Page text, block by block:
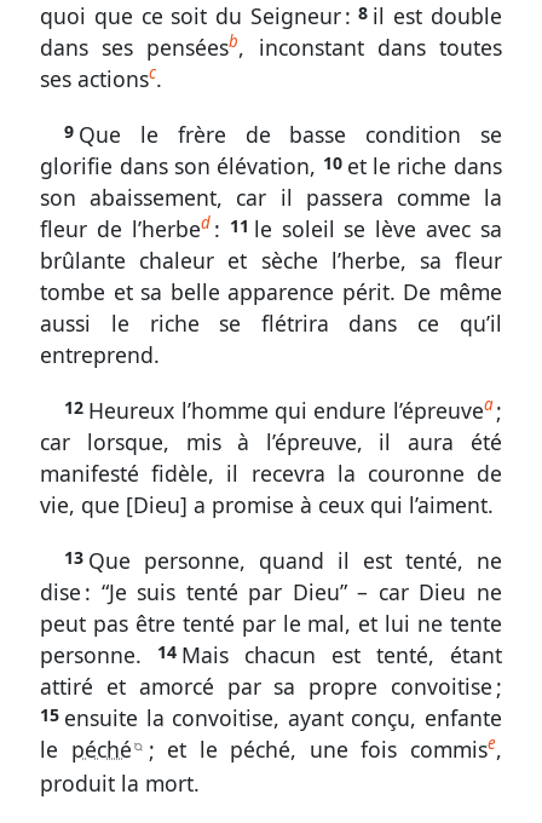
quoi que ce soit du Seigneur :8 il est double
dans ses penséesb, inconstant dans toutes
ses actionsc.
9 Que le frère de basse condition se
glorifie dans son élévation, 10 et le riche dans
son abaissement, car il passera comme la
fleur de l’herbed: 11 le soleil se lève avec sa
brûlante chaleur et sèche l’herbe, sa fleur
tombe et sa belle apparence périt. De même
aussi le riche se flétrira dans ce qu’il
entreprend.
12 Heureux l’homme qui endure l’épreuvea;
car lorsque, mis à l’épreuve, il aura été
manifesté fidèle, il recevra la couronne de
vie, que [Dieu] a promise à ceux qui l’aiment.
13 Que personne, quand il est tenté, ne
dise : “Je suis tenté par Dieu” – car Dieu ne
peut pas être tenté par le mal, et lui ne tente
personne.
14 Mais chacun est tenté, étant
attiré et amorcé par sa propre convoitise ;
15 ensuite la convoitise, ayant conçu, enfante
le péché B ; et le péché, une fois commise,
produit la mort.
tenté
par
le
Sondez
les
Écritures
Jacques
1.
1-
Endurer,
connaître
Dieu,
se
Jacques
1.
9-
12
Endurer,
connaître
Dieu,